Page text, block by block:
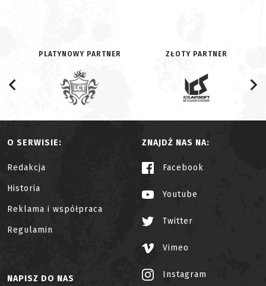
PLATYNOWY PARTNER ZŁOTY PARTNER
O SERWISIE:
Redakcja
Historia
Reklama i współpraca
Regulamin
ZNAJDŹ NAS NA:
Facebook
Youtube
Twitter
Vimeo
Instagram
NAPISZ DO NAS